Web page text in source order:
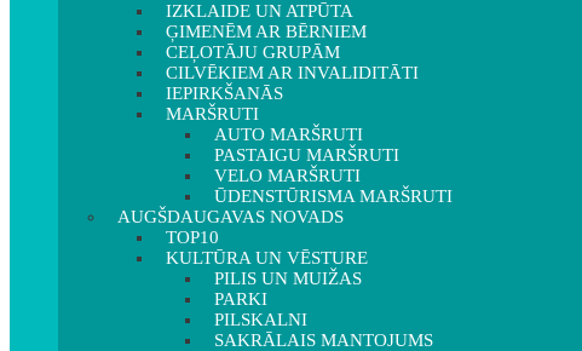
IZKLAIDE UN ATPŪTA
ĢIMENĒM AR BĒRNIEM
CEĻOTĀJU GRUPĀM
CILVĒKIEM AR INVALIDITĀTI
IEPIRKŠANĀS
MARŠRUTI
AUTO MARŠRUTI
PASTAIGU MARŠRUTI
VELO MARŠRUTI
ŪDENSTŪRISMA MARŠRUTI
AUGŠDAUGAVAS NOVADS
TOP10
KULTŪRA UN VĒSTURE
PILIS UN MUIŽAS
PARKI
PILSKALNI
SAKRĀLAIS MANTOJUMS